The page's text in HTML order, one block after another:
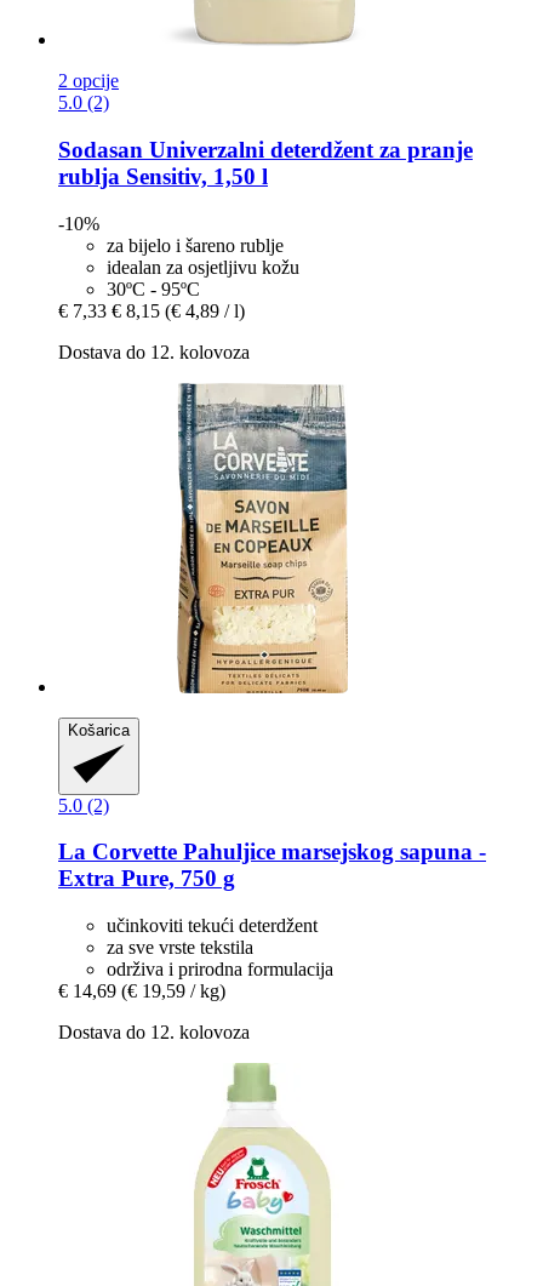
2 opcije
5.0 (2)
Sodasan Univerzalni deterdžent za pranje
rublja Sensitiv, 1,50 l
-10%
za bijelo i šareno rublje
idealan za osjetljivu kožu
30ºC - 95ºC
€ 7,33 € 8,15 (€ 4,89 / l)
Dostava do 12. kolovoza
Košarica
5.0 (2)
La Corvette Pahuljice marsejskog sapuna -​
Extra Pure, 750 g
učinkoviti tekući deterdžent
za sve vrste tekstila
održiva i prirodna formulacija
€ 14,69 (€ 19,59 / kg)
Dostava do 12. kolovoza